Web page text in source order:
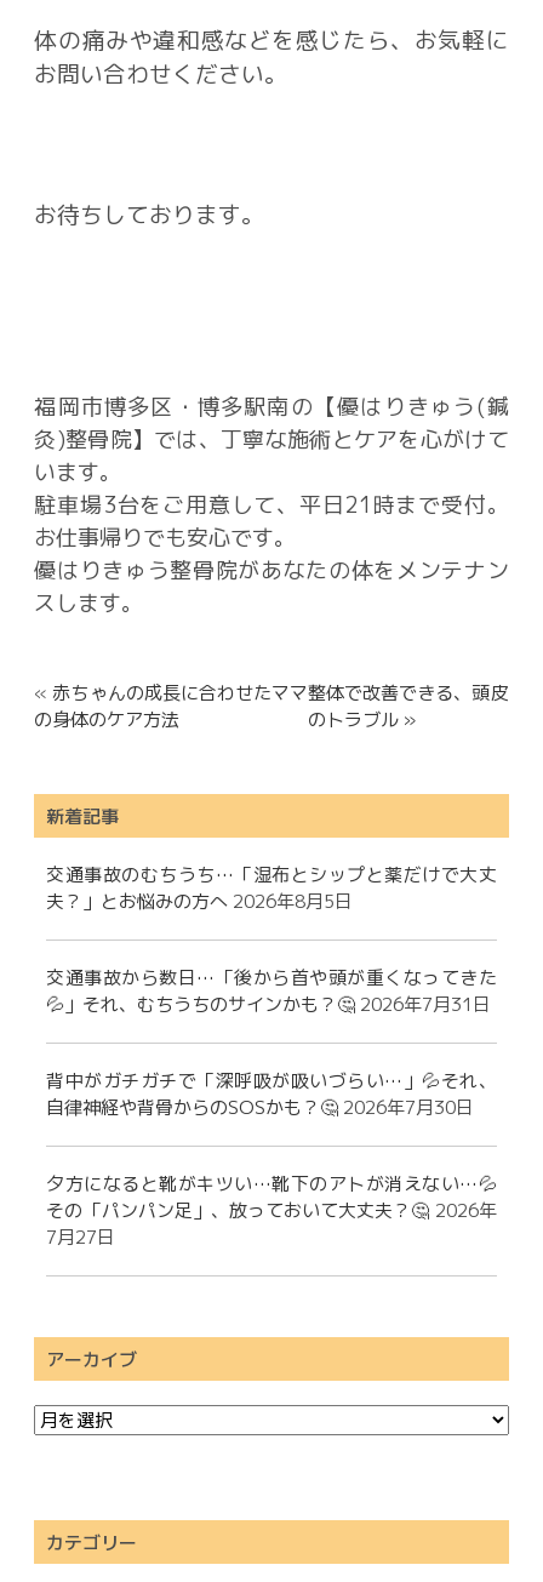
体の痛みや違和感などを感じたら、お気軽に
お問い合わせください。
お待ちしております。
福岡市博多区・博多駅南の【優はりきゅう(鍼
灸)整骨院】では、丁寧な施術とケアを心がけて
います。
駐車場3台をご用意して、平日21時まで受付。
お仕事帰りでも安心です。
優はりきゅう整骨院があなたの体をメンテナン
スします。
«赤ちゃんの成長に合わせたママ
の身体のケア方法
整体で改善できる、頭皮
のトラブル »
新着記事
交通事故のむちうち…「湿布とシップと薬だけで大丈
夫？」とお悩みの方へ 2026年8月5日
交通事故から数日…「後から首や頭が重くなってきた
💦」それ、むちうちのサインかも？🤔 2026年7月31日
背中がガチガチで「深呼吸が吸いづらい…」💦それ、
自律神経や背骨からのSOSかも？🤔 2026年7月30日
夕方になると靴がキツい…靴下のアトが消えない…💦
その「パンパン足」、放っておいて大丈夫？🤔 2026年
7月27日
アーカイブ
カテゴリー